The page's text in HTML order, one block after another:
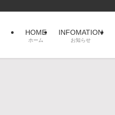
HOME
ホーム
INFOMATION
お知らせ